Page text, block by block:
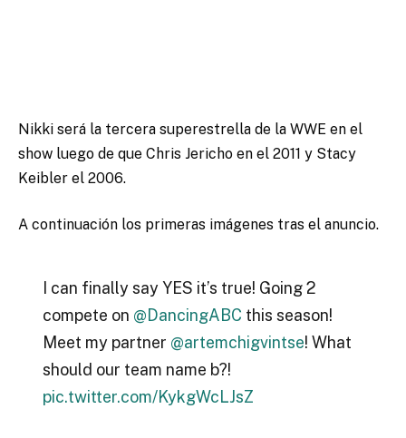
Nikki será la tercera superestrella de la WWE en el
show luego de que Chris Jericho en el 2011 y Stacy
Keibler el 2006.
A continuación los primeras imágenes tras el anuncio.
I can finally say YES it’s true! Going 2
compete on @DancingABC this season!
Meet my partner @artemchigvintse! What
should our team name b?!
pic.twitter.com/KykgWcLJsZ